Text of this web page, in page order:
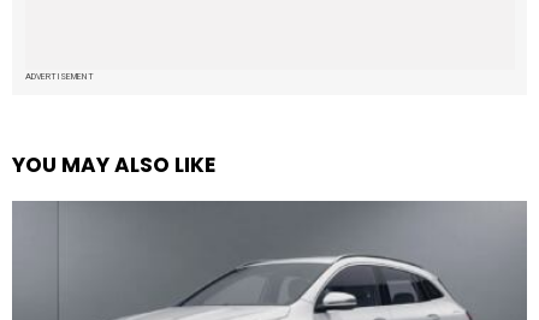
ADVERTISEMENT
YOU MAY ALSO LIKE